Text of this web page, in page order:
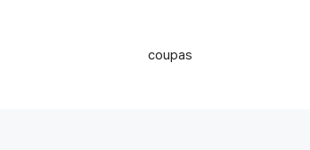
coupas